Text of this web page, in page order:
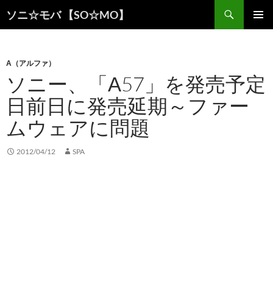
ソニ☆モバ 【SO☆MO】
索
ン
ツ
へ
ス
キ
ッ
プ
Α（アルファ）
ソニー、「Α57」を発売予定
日前日に発売延期～ファー
ムウェアに問題
2012/04/12 SPA